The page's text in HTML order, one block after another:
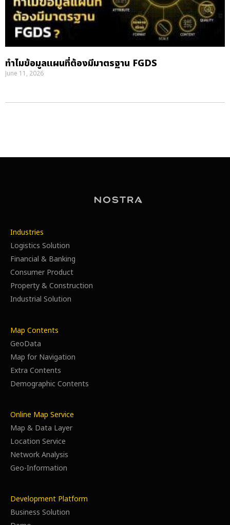
ทำไมข้อมูลแผนที่ต้องมีมาตรฐาน FGDS
June 11, 2026
Industries
Logistics Solution
Financial & Banking
Consumer Product
Property & Construction
Industrial Solution
Map Contents
GeoData
Map for Navigation
Extra Contents
Demographic Contents
Online Map Service
Map & Data Layer
Location Service
Network Analysis
Geo-Information
Development Platform
Business Solution